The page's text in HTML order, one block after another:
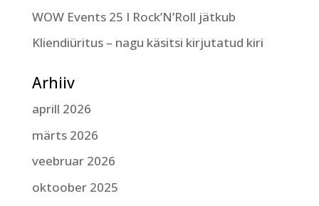
WOW Events 25 I Rock’N’Roll jätkub
Kliendiüritus – nagu käsitsi kirjutatud kiri
Arhiiv
aprill 2026
märts 2026
veebruar 2026
oktoober 2025